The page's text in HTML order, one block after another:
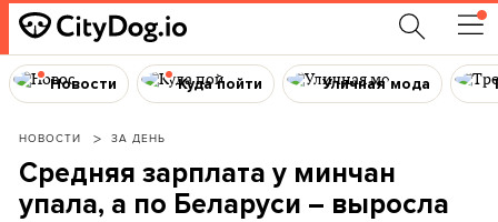
Новости Куда пойти Уличная мода
НОВОСТИ ЗА ДЕНЬ
Средняя зарплата у минчан
упала, а по Беларуси – выросла